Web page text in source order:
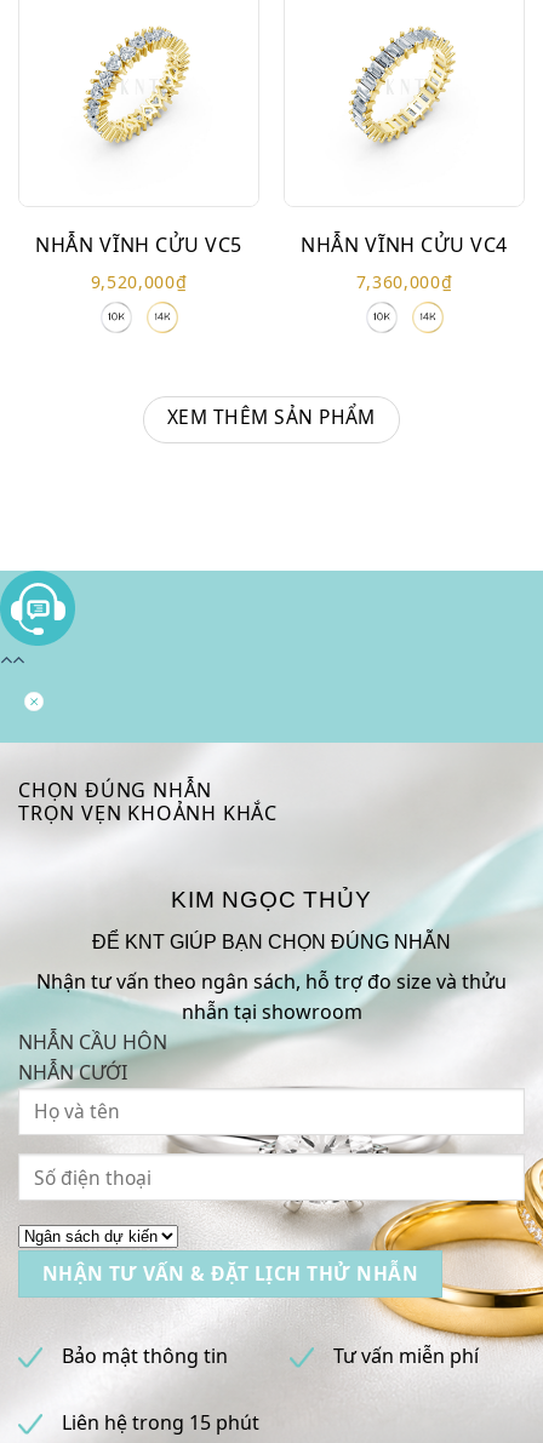
NHẪN VĨNH CỬU VC5
9,520,000₫
NHẪN VĨNH CỬU VC4
7,360,000₫
XEM THÊM SẢN PHẨM
CHỌN ĐÚNG NHẪN
TRỌN VẸN KHOẢNH KHẮC
KIM NGỌC THỦY
ĐỂ KNT GIÚP BẠN CHỌN ĐÚNG NHẪN
Nhận tư vấn theo ngân sách, hỗ trợ đo size và thửu
nhẫn tại showroom
NHẪN CẦU HÔN
NHẪN CƯỚI
Bảo mật thông tin Tư vấn miễn phí
Liên hệ trong 15 phút